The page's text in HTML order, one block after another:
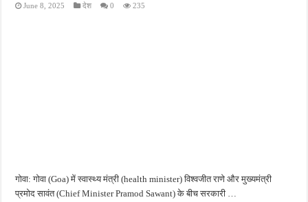
फतेहपुर के देवीगंज में दूषित पेयजल से बढ़ा संकट, बदबूदार पानी और जलभराव पर फूटा लोगों का
June 8, 2025 देश 0 235
गोवा: गोवा (Goa) में स्वास्थ्य मंत्री (health minister) विश्वजीत राणे और मुख्यमंत्री
प्रमोद सावंत (Chief Minister Pramod Sawant) के बीच सरकारी …